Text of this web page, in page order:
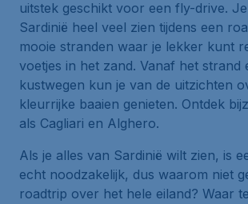
uitstek geschikt voor een fly-drive.
Sardinië heel veel zien tijdens een
mooie stranden waar je lekker kunt
voetjes in het zand. Vanaf het strand
kustwegen kun je van de uitzichten
kleurrijke baaien genieten. Ontdek
als Cagliari en Alghero.
Als je alles van Sardinië wilt zien, is
echt noodzakelijk, dus waarom niet
roadtrip over het hele eiland? Waar